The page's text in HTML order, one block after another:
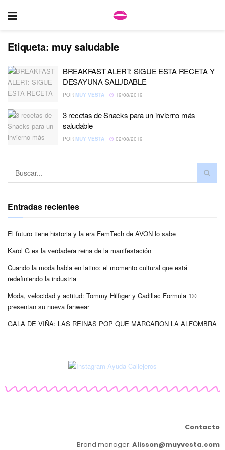
Etiqueta: muy saludable
BREAKFAST ALERT: SIGUE ESTA RECETA Y
DESAYUNA SALUDABLE
POR MUY VESTA 19/08/2019
3 recetas de Snacks para un invierno más
saludable
POR MUY VESTA 02/08/2019
Entradas recientes
El futuro tiene historia y la era FemTech de AVON lo sabe
Karol G es la verdadera reina de la manifestación
Cuando la moda habla en latino: el momento cultural que está
redefiniendo la industria
Moda, velocidad y actitud: Tommy Hilfiger y Cadillac Formula 1®
presentan su nueva fanwear
GALA DE VIÑA: LAS REINAS POP QUE MARCARON LA ALFOMBRA
Contacto
Brand manager: Alisson@muyvesta.com